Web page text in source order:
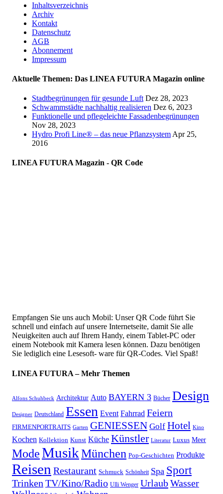
Inhaltsverzeichnis
Archiv
Kontakt
Datenschutz
AGB
Abonnement
Impressum
Aktuelle Themen: Das LINEA FUTURA Magazin online
Stadtbegrünungen für gesunde Luft Dez 28, 2023
Schwammstädte nachhaltig realisieren Dez 6, 2023
Funktionelle und pflegeleichte Fassadenbegrünungen
Nov 28, 2023
Hydro Profi Line® – das neue Pflanzsystem Apr 25,
2016
LINEA FUTURA Magazin - QR Code
Empfangen Sie uns auch Mobil: Unser QR Code führt Sie
schnell und einfach auf unsere Internetseite, damit Sie alle
Neuigkeiten auch auf Ihrem Handy, einem Tablet-PC oder
einem Notebook mit Kamera lesen können. Dazu benötigen
Sie lediglich eine Lesesoft- ware für QR-Codes. Viel Spaß!
LINEA FUTURA – Mehr Themen
Alfons Schuhbeck Architektur Auto BAYERN 3 Bücher Design
Designer Deutschland Essen Event Fahrrad Feiern
FIRMENPORTRAITS Garten GENIESSEN Golf Hotel Kino
Kochen Kollektion Kunst Küche Künstler Literatur Luxus Meer
ModeMusikMünchen Pop-Geschichten Produkte
Reisen Restaurant Schmuck Schönheit Spa Sport
Trinken TV/Kino/Radio Ulli Wenger UrlaubWasser